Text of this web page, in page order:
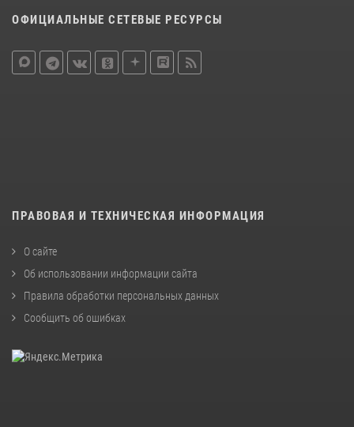
ОФИЦИАЛЬНЫЕ СЕТЕВЫЕ РЕСУРСЫ
ПРАВОВАЯ И ТЕХНИЧЕСКАЯ ИНФОРМАЦИЯ
О сайте
Об использовании информации сайта
Правила обработки персональных данных
Сообщить об ошибках